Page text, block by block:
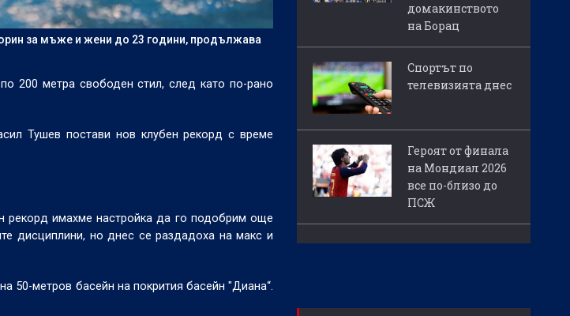
за мъже и жени до 23 години, продължава
200 метра свободен стил, след като по-рано
Тушев постави нов клубен рекорд с време
рекорд имахме настройка да го подобрим още
дисциплини, но днес се раздадоха на макс и
50-метров басейн на покрития басейн "Диана“.
домакинството
на Борац
Спортът по
телевизията днес
Героят от финала
на Мондиал 2026
все по-близо до
ПСЖ